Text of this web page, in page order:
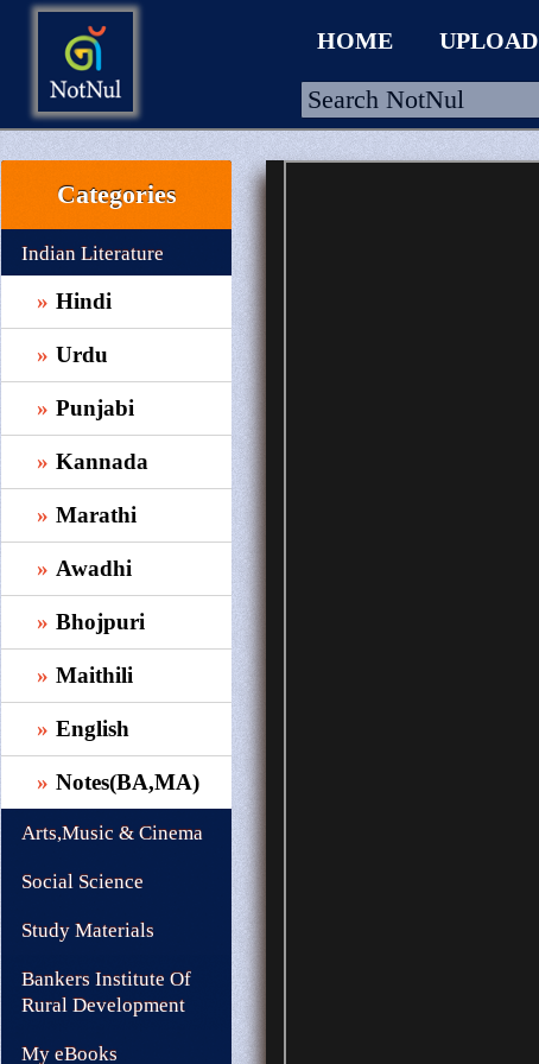
HOME
UPLOAD
WALLET
BLOG
ARRIVALS
CATEGORIES >
HOME UPLOAD
Categories
Indian Literature
Hindi
Urdu
Punjabi
Kannada
Marathi
Awadhi
Bhojpuri
Maithili
English
Notes(BA,MA)
Arts,Music & Cinema
Social Science
Study Materials
Bankers Institute Of
Rural Development
My eBooks